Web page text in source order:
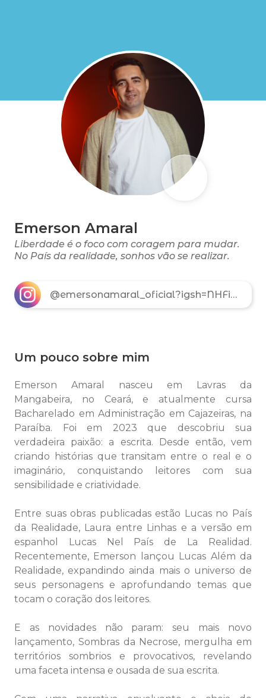
Emerson Amaral
Liberdade é o foco com coragem para mudar.
No País da realidade, sonhos vão se realizar.
@emersonamaral_oficial?igsh=NHFiYXExY2c2eWQw
Um pouco sobre mim
Emerson Amaral nasceu em Lavras da
Mangabeira, no Ceará, e atualmente cursa
Bacharelado em Administração em Cajazeiras, na
Paraíba. Foi em 2023 que descobriu sua
verdadeira paixão: a escrita. Desde então, vem
criando histórias que transitam entre o real e o
imaginário, conquistando leitores com sua
sensibilidade e criatividade.
Entre suas obras publicadas estão Lucas no País
da Realidade, Laura entre Linhas e a versão em
espanhol Lucas Nel País de La Realidad.
Recentemente, Emerson lançou Lucas Além da
Realidade, expandindo ainda mais o universo de
seus personagens e aprofundando temas que
tocam o coração dos leitores.
E as novidades não param: seu mais novo
lançamento, Sombras da Necrose, mergulha em
territórios sombrios e provocativos, revelando
uma faceta intensa e ousada de sua escrita.